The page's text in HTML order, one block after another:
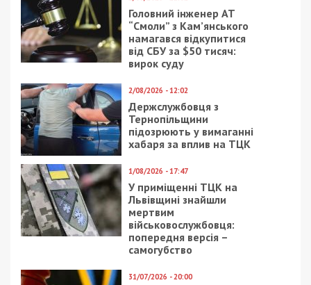
Головний інженер АТ
“Смоли” з Кам’янського
намагався відкупитися
від СБУ за $50 тисяч:
вирок суду
2/08/2026 - 12:02
Держслужбовця з
Тернопільщини
підозрюють у вимаганні
хабаря за вплив на ТЦК
1/08/2026 - 17:47
У приміщенні ТЦК на
Львівщині знайшли
мертвим
військовослужбовця:
попередня версія –
самогубство
31/07/2026 - 20:00